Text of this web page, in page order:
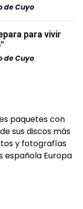
de Cuyo
para vivir
de Cuyo
paquetes con
sus discos más
y fotografías
española Europa